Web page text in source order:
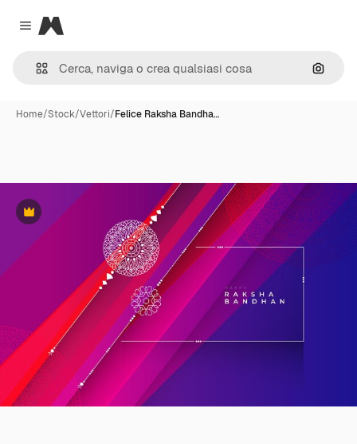
Close menu
Magnific
Cerca
Home/Stock/Vettori/Felice Raksha Bandha…
Premium